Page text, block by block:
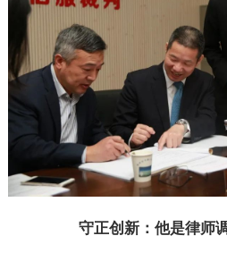
守正创新：他是律师